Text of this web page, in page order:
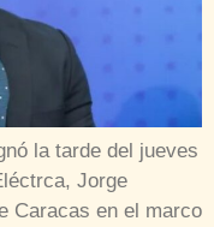
la tarde del jueves
Jorge
Caracas en el marco